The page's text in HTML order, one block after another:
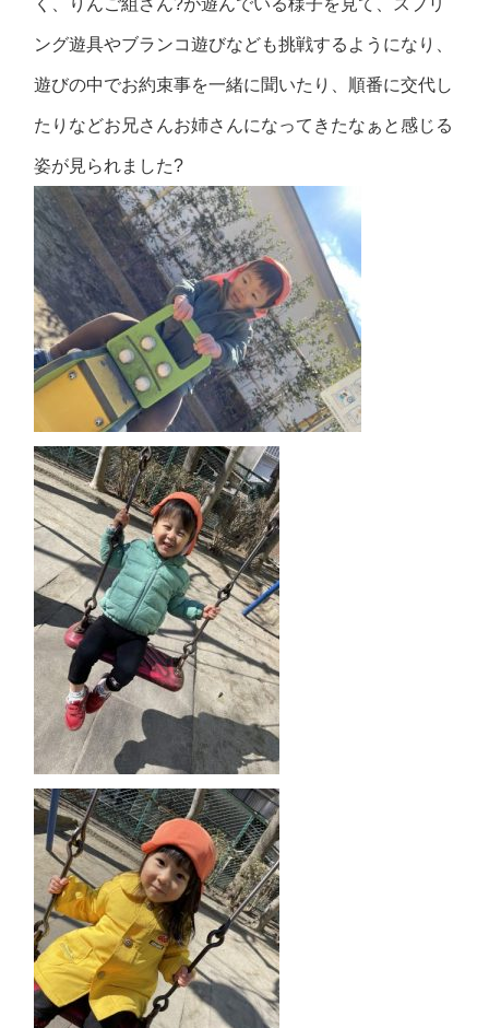
く、りんご組さん?が遊んでいる様子を見て、スプリ
ング遊具やブランコ遊びなども挑戦するようになり、
遊びの中でお約束事を一緒に聞いたり、順番に交代し
たりなどお兄さんお姉さんになってきたなぁと感じる
姿が見られました?